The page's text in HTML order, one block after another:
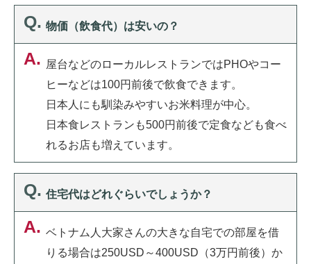
物価（飲食代）は安いの？
屋台などのローカルレストランではPHOやコー
ヒーなどは100円前後で飲食できます。
日本人にも馴染みやすいお米料理が中心。
日本食レストランも500円前後で定食なども食べ
れるお店も増えています。
住宅代はどれぐらいでしょうか？
ベトナム人大家さんの大きな自宅での部屋を借
りる場合は250USD～400USD（3万円前後）か